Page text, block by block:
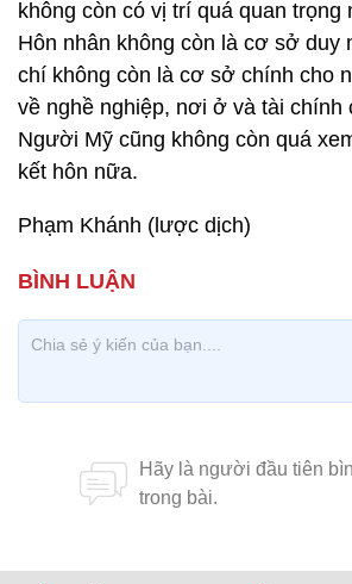
không còn có vị trí quá quan
Hôn nhân không còn là cơ sở duy
chí không còn là cơ sở chính cho
về nghề nghiệp, nơi ở và tài chính
Người Mỹ cũng không còn quá
kết hôn nữa.
Phạm Khánh (lược dịch)